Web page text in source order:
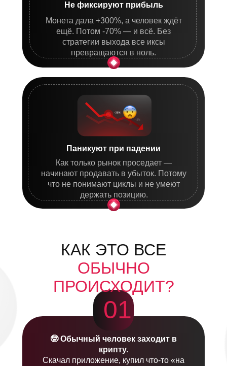
Как только рынок проседает —
начинают продавать в убыток. Потому
что не понимают циклы и не умеют
держать позицию.
Не фиксируют прибыль
Монета дала +300%, а человек ждёт
ещё. Потом -70% — и всё. Без
стратегии выхода все иксы
превращаются в ноль.
Паникуют при падении
КАК ЭТО ВСЕ
ОБЫЧНО
ПРОИСХОДИТ?
01
🤓 Обычный человек заходит в
крипту.
Скачал приложение, купил что-то «на